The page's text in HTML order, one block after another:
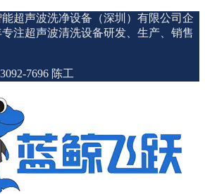
超声波洗净设备（深圳）有限公司企
注超声波清洗设备研发、生产、销售
7696 陈工